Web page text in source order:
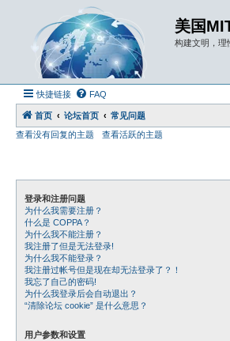
美国
构建文明，理
快捷链接 FAQ
首页 论坛首页
常见问题
查看没有回复的主题
查看活跃的主题
登录和注册问题
为什么我需要注册？
什么是 COPPA？
为什么我不能注册？
我注册了但是无法登录!
为什么我不能登录？
我注册过帐号但是现在却无法登录了？！
我忘了自己的密码!
为什么我登录后会自动退出？
“清除论坛 cookie” 是什么意思？
用户参数和设置